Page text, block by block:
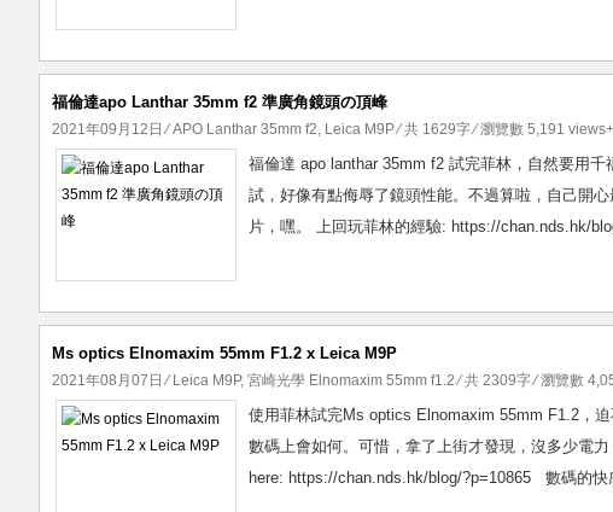
福倫達apo Lanthar 35mm f2 準廣角鏡頭の頂峰
2021年09月12日 ⁄APO Lanthar 35mm f2, Leica M9P⁄ 共 1629字 ⁄ 瀏覽數 5,191 views+
福倫達 apo lanthar 35mm f2 試完菲林，自然要用
試，好像有點侮辱了鏡頭性能。不過算啦，自己開
片，嘿。 上回玩菲林的經驗: https://chan.nds.hk/
Ms optics Elnomaxim 55mm F1.2 x Leica M9P
2021年08月07日 ⁄ Leica M9P, 宮崎光學 Elnomaxim 55mm f1.2⁄ 共 2309字 ⁄ 瀏覽數
使用菲林試完Ms optics Elnomaxim 55mm F1.2，
數碼上會如何。可惜，拿了上街才發現，沒多少電
here: https://chan.nds.hk/blog/?p=10865 數碼的